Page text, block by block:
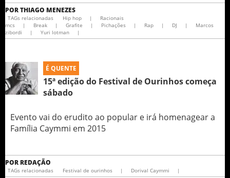
PORTHIAGO MENEZES
TAGs relacionadas Hip hop |
Racionais
mcs
| Break | Grafite | Pichações | Rap | DJ |
Marcos
zibordi
| Yuri lotman |
É QUENTE
15ª edição do Festival de Ourinhos começa
sábado
Evento vai do erudito ao popular e irá homenagear a
Família Caymmi em 2015
POR REDAÇÃO
TAGs relacionadas Festival de ourinhos | Dorival Caymmi |